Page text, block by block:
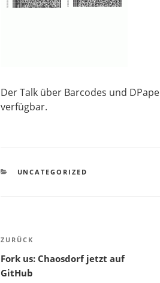
Der Talk über Barcodes und
verfügbar.
KATEGORIEN
UNCATEGORIZED
Beitragsnavigation
Vorheriger
Beitrag
ZURÜCK
Fork us: Chaosdorf jetzt auf
GitHub